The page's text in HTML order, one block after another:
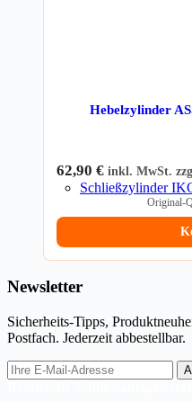
Hebelzylinder
62,90 € inkl. MwSt.
Schließzylinder
Original-
Newsletter
Sicherheits-Tipps,
Postfach. Jederzeit abbestellbar.
E-
Mail-